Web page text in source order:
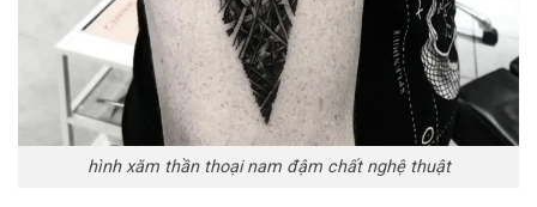
hình xăm thần thoại nam đậm chất nghệ thuật